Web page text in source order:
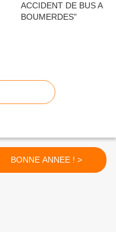
BONNE ANNEE ! >